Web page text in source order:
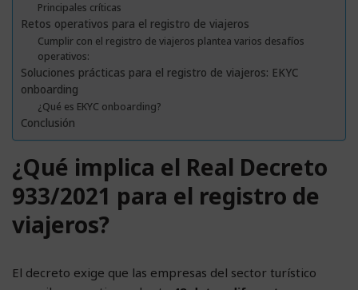
Principales críticas
Retos operativos para el registro de viajeros
Cumplir con el registro de viajeros plantea varios desafíos
operativos:
Soluciones prácticas para el registro de viajeros: EKYC
onboarding
¿Qué es EKYC onboarding?
Conclusión
¿Qué implica el Real Decreto
933/2021 para el registro de
viajeros?
El decreto exige que las empresas del sector turístico